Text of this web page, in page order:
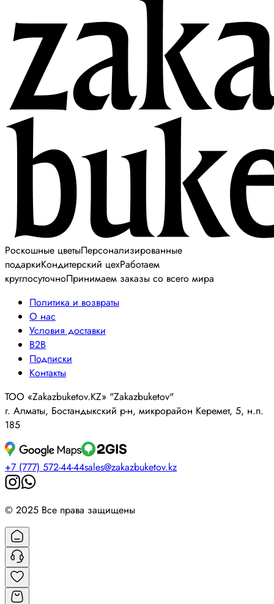
Роскошные цветыПерсонализированные
подаркиКондитерский цехРаботаем
круглосуточноПринимаем заказы со всего мира
Политика и возвраты
О нас
Условия доставки
B2B
Подписки
Контакты
ТОО «Zakazbuketov.KZ» "Zakazbuketov"
г. Алматы, Бостандыкский р-н, микрорайон Керемет, 5, н.п.
185
+7 (777) 572-44-44sales@zakazbuketov.kz
© 2025 Все права защищены